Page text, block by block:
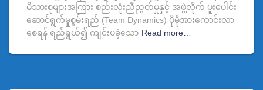
မိသားစုများအကြား စည်းလုံးညီညွတ်မှုနှင့် အဖွဲ့လိုက် ပူးပေါင်း
ဆောင်ရွက်မှုစွမ်းရည် (Team Dynamics) ပိုမိုအားကောင်းလာ
စေရန် ရည်ရွယ်၍ ကျင်းပခဲ့သော Read more…